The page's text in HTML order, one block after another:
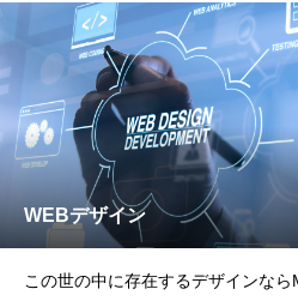
WEBデザイン
この世の中に存在するデザインな